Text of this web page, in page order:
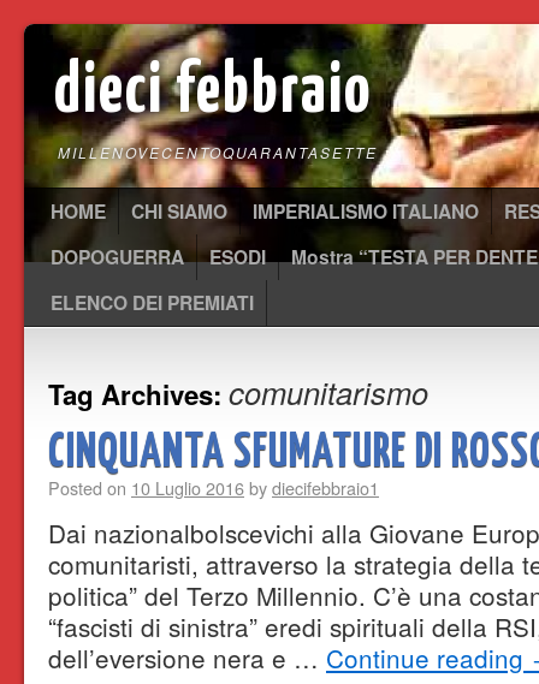
dieci febbraio
MILLENOVECENTOQUARANTASETTE
HOME CHI SIAMO IMPERIALISMO ITALIANO
DOPOGUERRA
ESODI
Mostra “TESTA PER
ELENCO DEI PREMIATI
Tag Archives: comunitarismo
CINQUANTA SFUMATURE DI
Posted on 10 Luglio 2016bydiecifebbraio1
Dai nazionalbolscevichi alla Giovane
comunitaristi, attraverso la strategia della
politica” del Terzo Millennio. C’è una
“fascisti di sinistra” eredi spirituali della
dell’eversione nera e … Continue reading